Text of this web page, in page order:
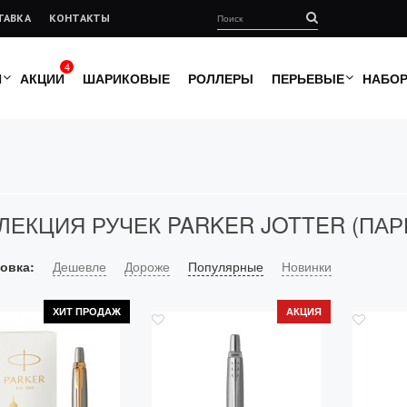
КОНТАКТЫ
4
АКЦИИ ШАРИКОВЫЕ РОЛЛЕРЫ ПЕРЬЕВЫЕ
РУЧЕК PARKER JOTTER
Дешевле Дороже Популярные Новинки
ХИТ ПРОДАЖ АКЦИЯ